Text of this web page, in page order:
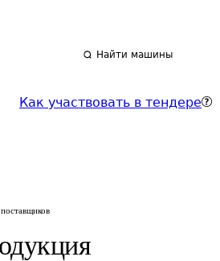
Найти машины
Как участвовать в тендере